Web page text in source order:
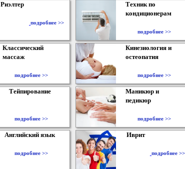
Риэлтер
подробнее >>
Техник по
кондиционерам
подробнее >>
Классический
массаж
подробнее >>
Кинезиология и
остеопатия
подробнее >>
Тейпирование
подробнее >>
Маникюр и
педикюр
подробнее >>
Английский язык
подробнее >>
Иврит
подробнее >>